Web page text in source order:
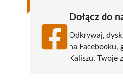
Dołącz do
Odkrywaj,
na Facebooku,
Kaliszu. Twoje